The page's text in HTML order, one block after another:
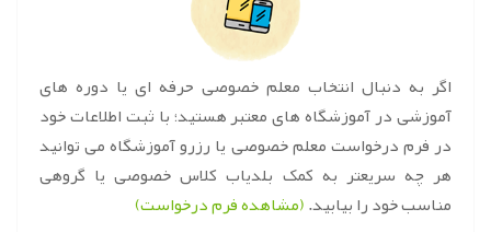
اگر به دنبال انتخاب معلم خصوصی حرفه ای یا دوره های
آموزشی در آموزشگاه های معتبر هستید؛ با ثبت اطلاعات خود
در فرم درخواست معلم خصوصی یا رزرو آموزشگاه می توانید
هر چه سریعتر به کمک بلدیاب کلاس خصوصی یا گروهی
مناسب خود را بیابید.(مشاهده فرم درخواست)